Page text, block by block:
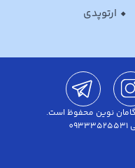
ارتوپدی
نوین محفوظ است.